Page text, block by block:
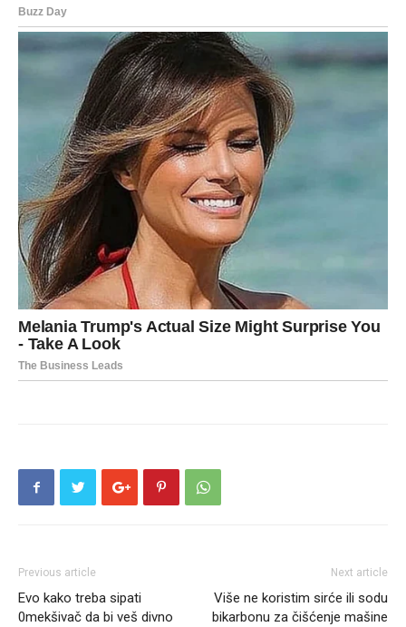
Previous article
Evo kako treba sipati
0mekšivač da bi veš divno
Next article
Više ne koristim sirće ili sodu
bikarbonu za čišćenje mašine